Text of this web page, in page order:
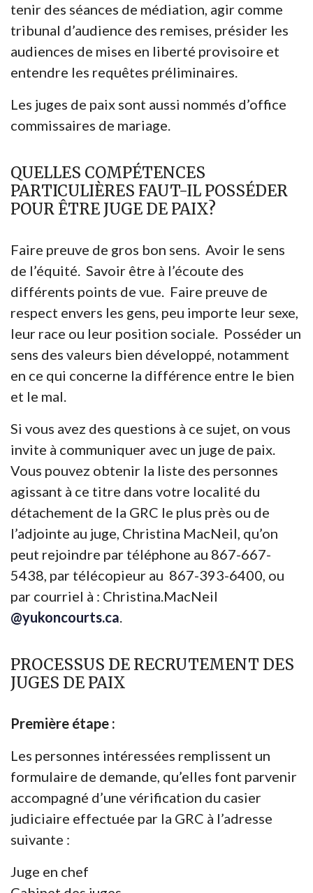
tenir des séances de médiation, agir comme
tribunal d’audience des remises, présider les
audiences de mises en liberté provisoire et
entendre les requêtes préliminaires.
Les juges de paix sont aussi nommés d’office
commissaires de mariage.
QUELLES COMPÉTENCES
PARTICULIÈRES FAUT-IL POSSÉDER
POUR ÊTRE JUGE DE PAIX?
Faire preuve de gros bon sens. Avoir le sens
de l’équité. Savoir être à l’écoute des
différents points de vue. Faire preuve de
respect envers les gens, peu importe leur sexe,
leur race ou leur position sociale. Posséder un
sens des valeurs bien développé, notamment
en ce qui concerne la différence entre le bien
et le mal.
Si vous avez des questions à ce sujet, on vous
invite à communiquer avec un juge de paix.
Vous pouvez obtenir la liste des personnes
agissant à ce titre dans votre localité du
détachement de la GRC le plus près ou de
l’adjointe au juge, Christina MacNeil, qu’on
peut rejoindre par téléphone au 867-667-
5438, par télécopieur au 867-393-6400, ou
par courriel à : Christina.MacNeil
@yukoncourts.ca.
PROCESSUS DE RECRUTEMENT DES
JUGES DE PAIX
Première étape :
Les personnes intéressées remplissent un
formulaire de demande, qu’elles font parvenir
accompagné d’une vérification du casier
judiciaire effectuée par la GRC à l’adresse
suivante :
Juge en chef